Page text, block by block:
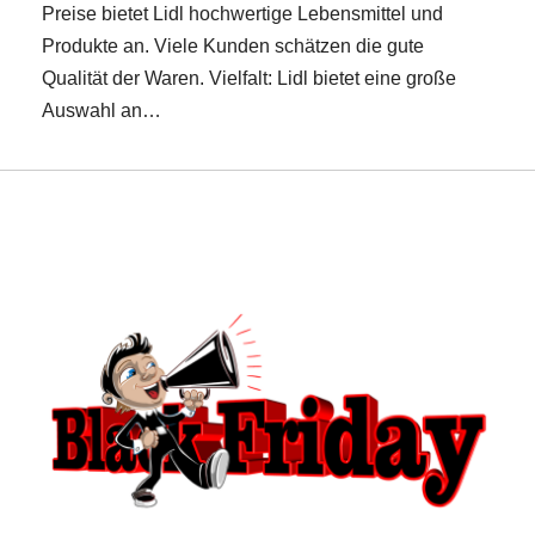
Preise bietet Lidl hochwertige Lebensmittel und
Produkte an. Viele Kunden schätzen die gute
Qualität der Waren. Vielfalt: Lidl bietet eine große
Auswahl an…